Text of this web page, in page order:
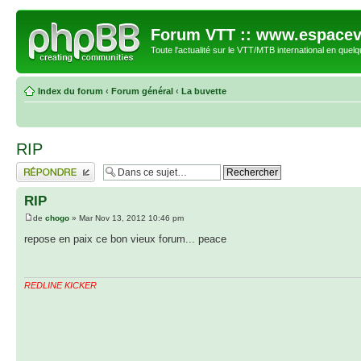
Forum VTT ::
Toute l'actualité sur le VTT/MTB international en
Index du forum ‹ Forum général ‹ La buvette
RIP
Répondre
RIP
de chogo » Mar Nov 13, 2012 10:46 pm
repose en paix ce bon vieux forum... peace
REDLINE KICKER